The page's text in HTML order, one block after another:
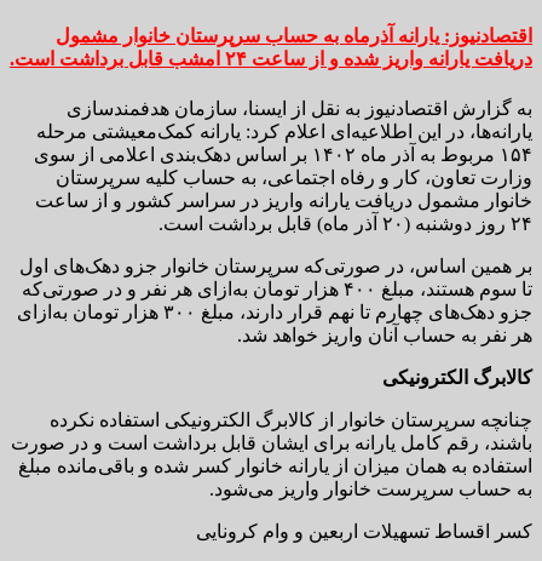
اقتصادنیوز: یارانه آذرماه به حساب سرپرستان خانوار مشمول
دریافت یارانه واریز شده و از ساعت ۲۴ امشب قابل برداشت است.
به گزارش اقتصادنیوز به نقل از ایسنا، سازمان هدفمندسازی
یارانه‌ها، در این اطلاعیه‌ای اعلام کرد: یارانه کمک‌معیشتی مرحله
۱۵۴ مربوط به آذر ماه ۱۴۰۲ بر اساس دهک‌بندی اعلامی از سوی
وزارت تعاون، کار و رفاه اجتماعی، به حساب کلیه سرپرستان
خانوار مشمول دریافت یارانه واریز در سراسر کشور و از ساعت
۲۴ روز دوشنبه (۲۰ آذر ماه) قابل برداشت است.
بر همین اساس، در صورتی‌که سرپرستان خانوار جزو دهک‌های اول
تا سوم هستند، مبلغ ۴۰۰ هزار تومان به‌ازای هر نفر و در صورتی‌که
جزو دهک‌های چهارم تا نهم قرار دارند، مبلغ ۳۰۰ هزار تومان به‌ازای
هر نفر به حساب آنان واریز خواهد شد.
کالابرگ الکترونیکی
چنانچه سرپرستان خانوار از کالابرگ الکترونیکی استفاده نکرده
باشند، رقم کامل یارانه برای ایشان قابل برداشت است و در صورت
استفاده به همان میزان از یارانه خانوار کسر شده و باقی‌مانده مبلغ
به حساب سرپرست خانوار واریز می‌شود.
کسر اقساط تسهیلات اربعین و وام کرونایی